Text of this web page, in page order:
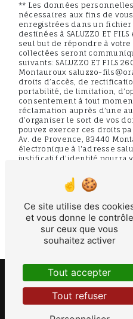
** Les données
nécessaires aux fins de
enregistrées dans un
destinées à SALUZZO ET
seul but de répondre à votre
collectées seront
suivants: SALUZZO ET FILS
Montauroux saluzzo-
droits d’accès, de
portabilité, de limitation,
consentement à tout
réclamation auprès d’une
d’organiser le sort de vos
pouvez exercer ces droits
Av. de Provence, 83440
électronique à l'adresse
justificatif d'identité pourra
conservons vos données
contact puis pendant la
fins probatoires et de
le droit de vous inscrire sur
démarchage téléphonique,
Bloctel.gouv.fr. Consultez le
d’informations sur vos droits.
- 2026 -
Ce site utilise des
et vous donne le contrôle
sur ceux que vous
souhaitez activer
Tout accepter
Tout refuser